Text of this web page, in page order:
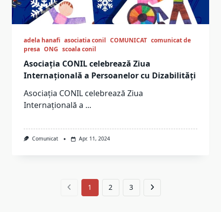
adela hanafi asociatia conil COMUNICAT comunicat de
presa ONG scoala conil
Asociația CONIL celebrează Ziua
Internațională a Persoanelor cu Dizabilități
Asociația CONIL celebrează Ziua
Internațională a ...
Comunicat Apr. 11, 2024
1 2 3